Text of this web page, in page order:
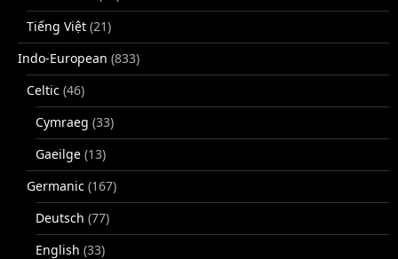
Tiếng Việt (21)
Indo-European (833)
Celtic (46)
Cymraeg (33)
Gaeilge (13)
Germanic (167)
Deutsch (77)
English (33)